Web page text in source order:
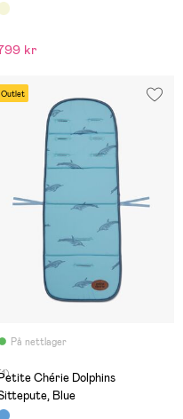
kr
Outlet
På nettlager
Chérie Dolphins
Blue